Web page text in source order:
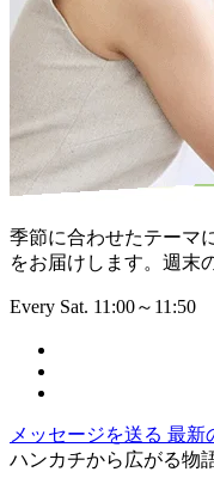
季節に合わせたテーマ
をお届けします。週末
Every Sat. 11:00～11:50
メッセージを送る 最新
ハンカチから広がる物